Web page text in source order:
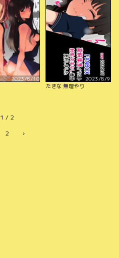
2023/8/10
2023/8/9
たきな 無理やり
1 / 2
2 ›